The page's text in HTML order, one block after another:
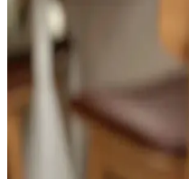
Papatya Desenli
Fonksiyonellik ve
Papatya desenleriyle
hacmi ve dayanıklı yapısıyla
görünümüyle de dikkat çeker.
Büyük Boy Bej Renkli